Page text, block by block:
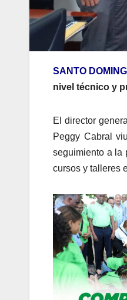
SANTO
nivel técnico y
El director
Peggy Cabral
seguimiento a la
cursos y talleres